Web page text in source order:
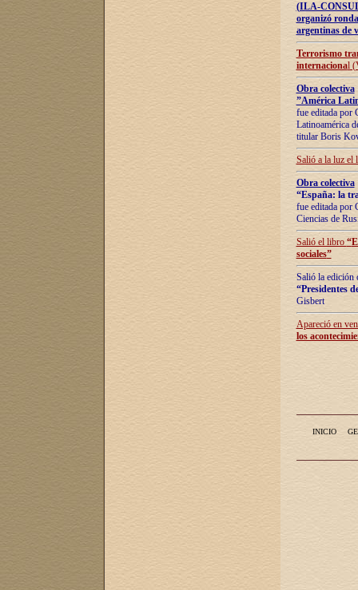
(ILA-
organizó
argentinas de
Terrorismo
internacional
Obra colectiva
”América
fue editada por
Latinoamérica
titular Boris
Salió a la luz el
Obra colectiva
“España: la
fue editada por
Ciencias de
Salió el libro “
sociales”
Salió la edición
“Presidentes
Gisbert
Apareció en
los
INICIO